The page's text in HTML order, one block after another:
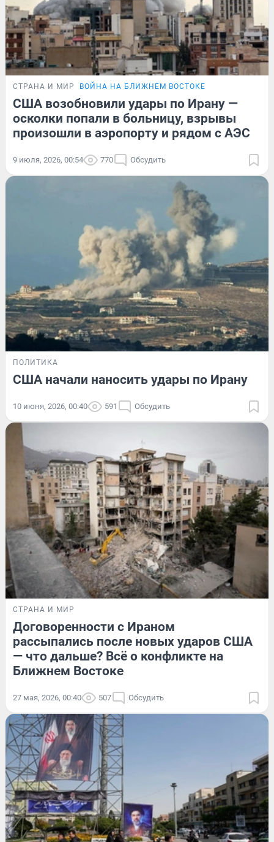
СТРАНА И МИР ВОЙНА НА БЛИЖНЕМ ВОСТОКЕ
США возобновили удары по Ирану —
осколки попали в больницу, взрывы
произошли в аэропорту и рядом с АЭС
9 июля, 2026, 00:54 770 Обсудить
ПОЛИТИКА
США начали наносить удары по Ирану
10 июня, 2026, 00:40 591 Обсудить
СТРАНА И МИР
Договоренности с Ираном
рассыпались после новых ударов США
— что дальше? Всё о конфликте на
Ближнем Востоке
27 мая, 2026, 00:40 507 Обсудить